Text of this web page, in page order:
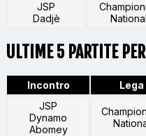
JSP
Dadjè
National
ULTIME 5 PARTITE
Incontro Lega
JSP
Dynamo
Abomey